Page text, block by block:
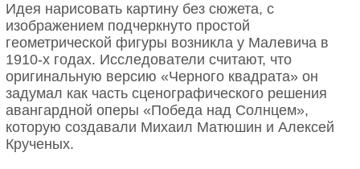
Идея нарисовать картину без сюжета, с
изображением подчеркнуто простой
геометрической фигуры возникла у Малевича в
1910-х годах. Исследователи считают, что
оригинальную версию «Черного квадрата» он
задумал как часть сценографического решения
авангардной оперы «Победа над Солнцем»,
которую создавали Михаил Матюшин и Алексей
Крученых.